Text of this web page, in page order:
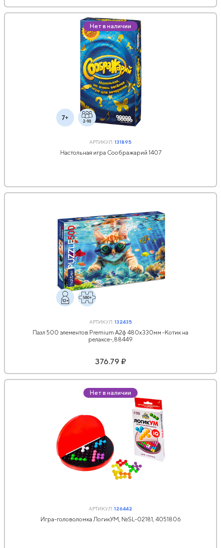
Нет в наличии
АРТИКУЛ:131895
Настольная игра Соображарий 1407
АРТИКУЛ:132435
Пазл 500 элементов Premium А2ф 480х330мм -Котик на
релаксе-,88449
376.79 ₽
Нет в наличии
АРТИКУЛ:126442
Игра-головоломка ЛогикУМ, №SL-02181, 4051806